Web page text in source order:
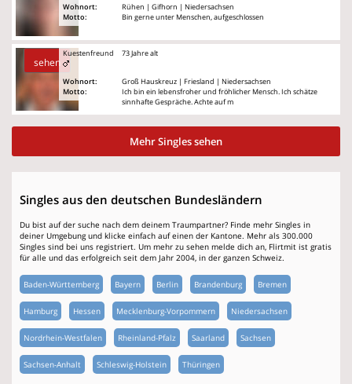
Wohnort:
Motto:
Rühen | Gifhorn | Niedersachsen
Bin gerne unter Menschen, aufgeschlossen
sehen
Kuestenfreund
Wohnort:
Motto:
73 Jahre alt
Groß Hauskreuz | Friesland | Niedersachsen
Ich bin ein lebensfroher und fröhlicher Mensch. Ich schätze
sinnhafte Gespräche. Achte auf m
Mehr Singles sehen
Singles aus den deutschen Bundesländern
Du bist auf der suche nach dem deinem Traumpartner? Finde mehr Singles in
deiner Umgebung und klicke einfach auf einen der Kantone. Mehr als 300.000
Singles sind bei uns registriert. Um mehr zu sehen melde dich an, Flirtmit ist gratis
für alle und das erfolgreich seit dem Jahr 2004, in der ganzen Schweiz.
Baden-Württemberg Bayern Berlin Brandenburg Bremen
Hamburg Hessen Mecklenburg-Vorpommern Niedersachsen
Nordrhein-Westfalen Rheinland-Pfalz Saarland Sachsen
Sachsen-Anhalt Schleswig-Holstein Thüringen